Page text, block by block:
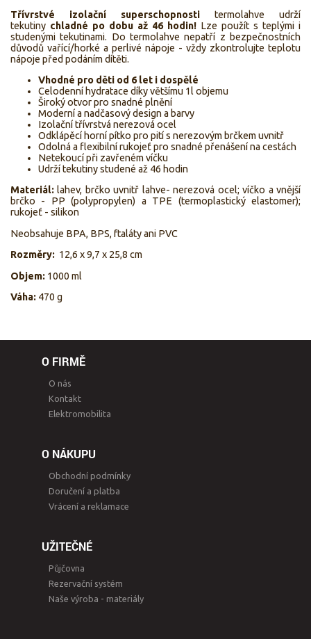
Třívrstvé izolační superschopnosti termolahve udrží
tekutiny chladné po dobu až 46 hodin! Lze použít s teplými i
studenými tekutinami. Do termolahve nepatří z bezpečnostních
důvodů vařící/horké a perlivé nápoje - vždy zkontrolujte teplotu
nápoje před podáním dítěti.
Vhodné pro děti od 6 let i dospělé
Celodenní hydratace díky většímu 1l objemu
Široký otvor pro snadné plnění
Moderní a nadčasový design a barvy
Izolační třívrstvá nerezová ocel
Odklápěcí horní pítko pro pití s nerezovým brčkem uvnitř
Odolná a flexibilní rukojeť pro snadné přenášení na cestách
Netekoucí při zavřeném víčku
Udrží tekutiny studené až 46 hodin
Materiál: lahev, brčko uvnitř lahve- nerezová ocel; víčko a vnější
brčko - PP (polypropylen) a TPE (termoplastický elastomer);
rukojeť - silikon
Neobsahuje BPA, BPS, ftaláty ani PVC
Rozměry: 12,6 x 9,7 x 25,8 cm
Objem: 1000 ml
Váha: 470 g
O FIRMĚ
O nás
Kontakt
Elektromobilita
O NÁKUPU
Obchodní podmínky
Doručení a platba
Vrácení a reklamace
UŽITEČNÉ
Půjčovna
Rezervační systém
Naše výroba - materiály